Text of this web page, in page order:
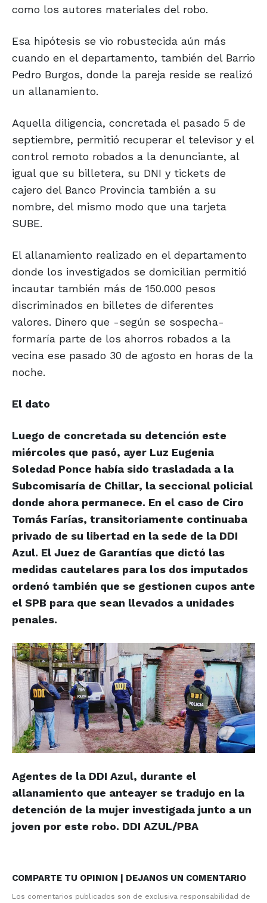
como los autores materiales del robo.
Esa hipótesis se vio robustecida aún más
cuando en el departamento, también del Barrio
Pedro Burgos, donde la pareja reside se realizó
un allanamiento.
Aquella diligencia, concretada el pasado 5 de
septiembre, permitió recuperar el televisor y el
control remoto robados a la denunciante, al
igual que su billetera, su DNI y tickets de
cajero del Banco Provincia también a su
nombre, del mismo modo que una tarjeta
SUBE.
El allanamiento realizado en el departamento
donde los investigados se domicilian permitió
incautar también más de 150.000 pesos
discriminados en billetes de diferentes
valores. Dinero que -según se sospecha-
formaría parte de los ahorros robados a la
vecina ese pasado 30 de agosto en horas de la
noche.
El dato
Luego de concretada su detención este
miércoles que pasó, ayer Luz Eugenia
Soledad Ponce había sido trasladada a la
Subcomisaría de Chillar, la seccional policial
donde ahora permanece. En el caso de Ciro
Tomás Farías, transitoriamente continuaba
privado de su libertad en la sede de la DDI
Azul. El Juez de Garantías que dictó las
medidas cautelares para los dos imputados
ordenó también que se gestionen cupos ante
el SPB para que sean llevados a unidades
penales.
Agentes de la DDI Azul, durante el
allanamiento que anteayer se tradujo en la
detención de la mujer investigada junto a un
joven por este robo. DDI AZUL/PBA
COMPARTE TU OPINION | DEJANOS UN COMENTARIO
Los comentarios publicados son de exclusiva responsabilidad de